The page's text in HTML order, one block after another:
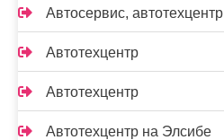
Автосервис, автотехцентр
Автотехцентр
Автотехцентр
Автотехцентр на Элсибе